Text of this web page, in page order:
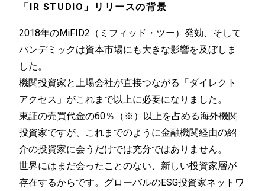
「IR STUDIO」リリースの背景
2018年のMiFID2（ミフィッド・ツー）発効、そして
パンデミックは資本市場にも大きな影響を及ぼしま
した。
機関投資家と上場会社が直接つながる「ダイレクト
アクセス」がこれまで以上に必要になりました。
東証の売買代金の60％（※）以上を占める海外機関
投資家ですが、これまでのように金融機関経由の紹
介の投資家に会うだけでは充分ではありません。
世界にはまだ会ったことのない、新しい投資家層が
存在するからです。グローバルのESG投資家ネットワ